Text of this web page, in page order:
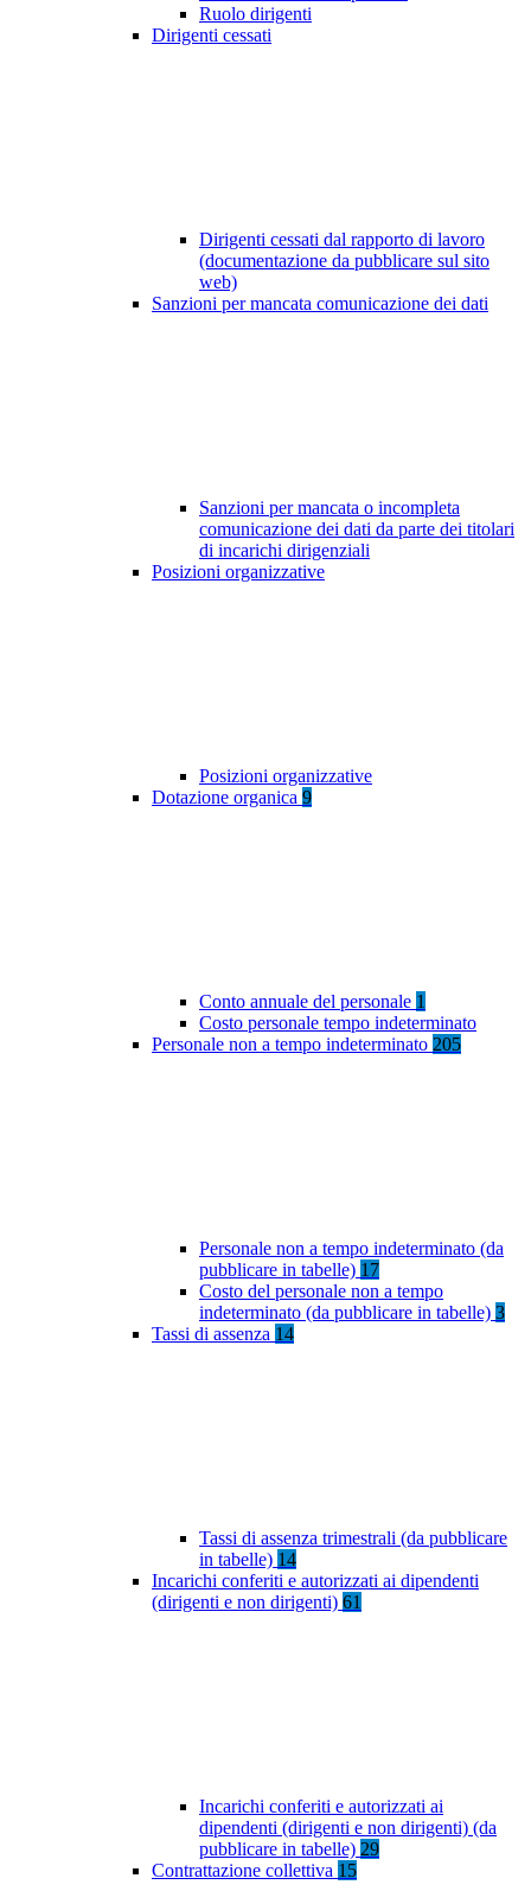
Ruolo dirigenti
Dirigenti cessati
Dirigenti cessati dal rapporto di lavoro
(documentazione da pubblicare sul sito
web)
Sanzioni per mancata comunicazione dei dati
Sanzioni per mancata o incompleta
comunicazione dei dati da parte dei titolari
di incarichi dirigenziali
Posizioni organizzative
Posizioni organizzative
Dotazione organica 9
Conto annuale del personale 1
Costo personale tempo indeterminato
Personale non a tempo indeterminato 205
Personale non a tempo indeterminato (da
pubblicare in tabelle) 17
Costo del personale non a tempo
indeterminato (da pubblicare in tabelle) 3
Tassi di assenza 14
Tassi di assenza trimestrali (da pubblicare
in tabelle) 14
Incarichi conferiti e autorizzati ai dipendenti
(dirigenti e non dirigenti) 61
Incarichi conferiti e autorizzati ai
dipendenti (dirigenti e non dirigenti) (da
pubblicare in tabelle) 29
Contrattazione collettiva 15